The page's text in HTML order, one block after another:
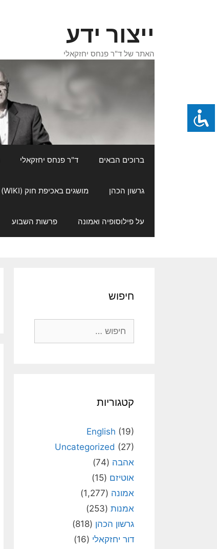
ייצור ידע
האתר של ד"ר פנחס יחזקאלי
ברוכים הבאים ד"ר פנחס יחזקאלי
גרשון הכהן מושגים באכיפת חוק (WIKI)
על פילוסופיה ואמונה פרשות השבוע
חיפוש
קטגוריות
English (19)
Uncategorized (27)
אהבה (74)
אוטיזם (15)
אמונה (1,277)
אמנות (253)
גרשון הכהן (818)
דור יחזקאלי (16)